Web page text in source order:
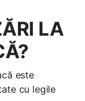
LA
este
cu legile